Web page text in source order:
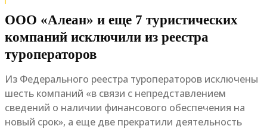
ООО «Алеан» и еще 7 туристических
компаний исключили из реестра
туроператоров
Из Федерального реестра туроператоров исключены
шесть компаний «в связи с непредставлением
сведений о наличии финансового обеспечения на
новый срок», а еще две прекратили деятельность